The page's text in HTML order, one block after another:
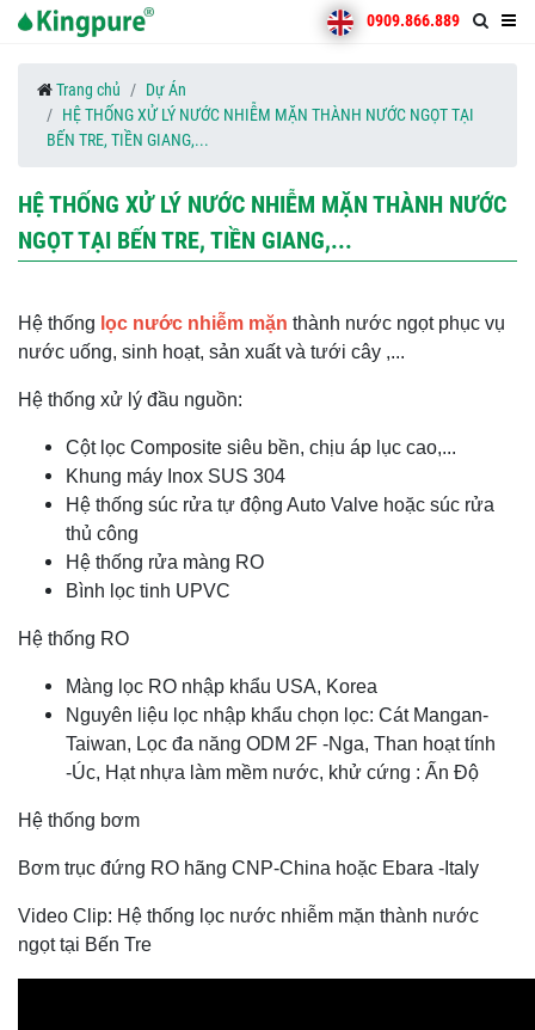
0909.866.889
Trang chủ
Dự Án
HỆ THỐNG XỬ LÝ NƯỚC NHIỄM MẶN THÀNH NƯỚC NGỌT TẠI
BẾN TRE, TIỀN GIANG,...
HỆ THỐNG XỬ LÝ NƯỚC NHIỄM MẶN THÀNH NƯỚC
NGỌT TẠI BẾN TRE, TIỀN GIANG,...
Hệ thống lọc nước nhiễm mặn thành nước ngọt phục vụ
nước uống, sinh hoạt, sản xuất và tưới cây ,...
Hệ thống xử lý đầu nguồn:
Cột lọc Composite siêu bền, chịu áp lục cao,...
Khung máy Inox SUS 304
Hệ thống súc rửa tự động Auto Valve hoặc súc rửa
thủ công
Hệ thống rửa màng RO
Bình lọc tinh UPVC
Hệ thống RO
Màng lọc RO nhập khẩu USA, Korea
Nguyên liệu lọc nhập khẩu chọn lọc: Cát Mangan-
Taiwan, Lọc đa năng ODM 2F -Nga, Than hoạt tính
-Úc, Hạt nhựa làm mềm nước, khử cứng : Ấn Độ
Hệ thống bơm
Bơm trục đứng RO hãng CNP-China hoặc Ebara -Italy
Video Clip: Hệ thống lọc nước nhiễm mặn thành nước
ngọt tại Bến Tre